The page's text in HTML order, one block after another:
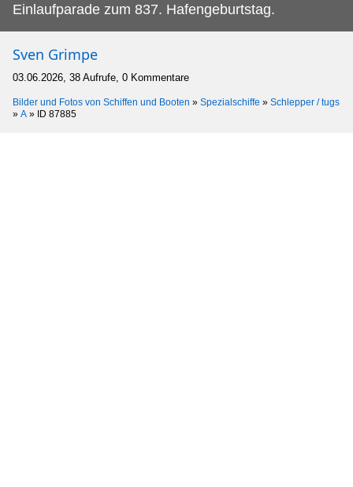
Einlaufparade zum 837. Hafengeburtstag.
Sven Grimpe
03.06.2026, 38 Aufrufe, 0 Kommentare
Bilder und Fotos von Schiffen und Booten » Spezialschiffe » Schlepper / tugs
» A » ID 87885